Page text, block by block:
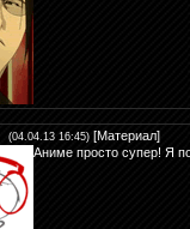
(04.04.13 16:45) [Материал]
Аниме просто супер! Я